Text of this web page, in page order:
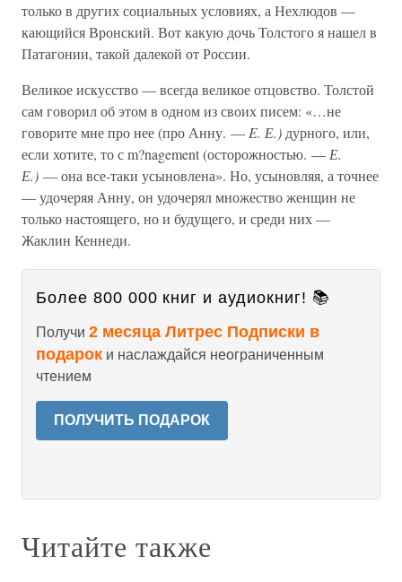
только в других социальных условиях, а Нехлюдов —
кающийся Вронский. Вот какую дочь Толстого я нашел в
Патагонии, такой далекой от России.
Великое искусство — всегда великое отцовство. Толстой
сам говорил об этом в одном из своих писем: «…не
говорите мне про нее (про Анну. — E. Е.) дурного, или,
если хотите, то с m?nagement (осторожностью. — Е.
Е.) — она все-таки усыновлена». Но, усыновляя, а точнее
— удочеряя Анну, он удочерял множество женщин не
только настоящего, но и будущего, и среди них —
Жаклин Кеннеди.
Более 800 000 книг и аудиокниг! 📚
Получи 2 месяца Литрес Подписки в
подарок и наслаждайся неограниченным
чтением
ПОЛУЧИТЬ ПОДАРОК
Читайте также